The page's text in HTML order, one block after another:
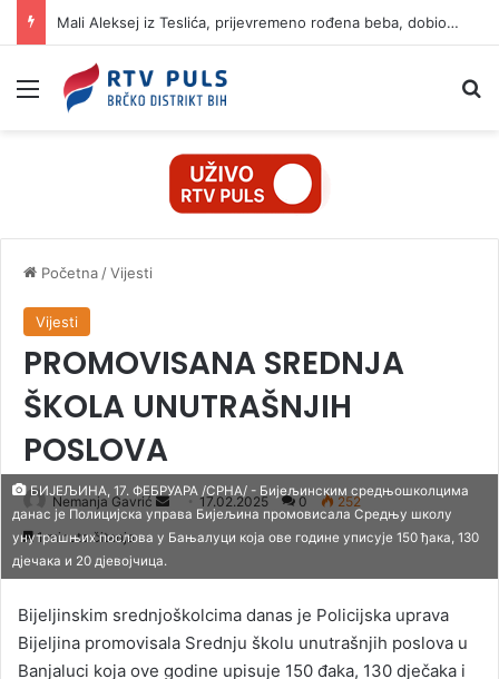
Mali Aleksej iz Teslića, prijevremeno rođena beba, dobio životnu bitku na UKC-u Srpske
Izbornik
Početna /Vijesti
Vijesti
PROMOVISANA SREDNJA
ŠKOLA UNUTRAŠNJIH
POSLOVA
Nemanja Gavrić
S
d
a
n
17.02.2025 0 252
1 minuta čitanja
БИЈЕЉИНА, 17. ФЕБРУАРА /СРНА/ - Бијељинским средњошколцима
данас је Полицијска управа Бијељина промовисала Средњу школу
унутрашњих послова у Бањалуци која ове године уписује 150 ђака, 130
дјечака и 20 дјевојчица.
Bijeljinskim srednjoškolcima danas je Policijska uprava
Bijeljina promovisala Srednju školu unutrašnjih poslova u
Banjaluci koja ove godine upisuje 150 đaka, 130 dječaka i